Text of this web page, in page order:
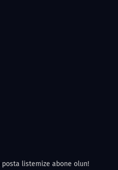
listemize abone olun!